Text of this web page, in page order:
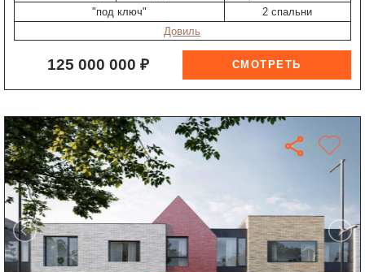
"под ключ"
2 спальни
Довиль
125 000 000 ₽